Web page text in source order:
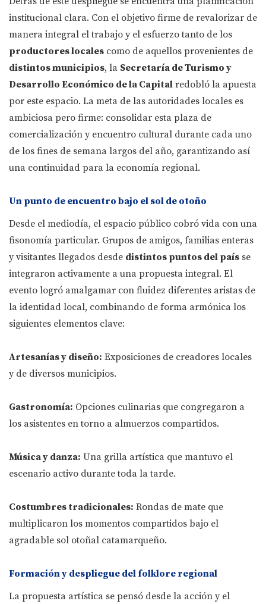
institucional clara. Con el objetivo firme de revalorizar de
manera integral el trabajo y el esfuerzo tanto de los
productores locales como de aquellos provenientes de
distintos municipios, la Secretaría de Turismo y
Desarrollo Económico de la Capital redobló la apuesta
por este espacio. La meta de las autoridades locales es
ambiciosa pero firme: consolidar esta plaza de
comercialización y encuentro cultural durante cada uno
de los fines de semana largos del año, garantizando así
una continuidad para la economía regional.
Un punto de encuentro bajo el sol de otoño
Desde el mediodía, el espacio público cobró vida con una
fisonomía particular. Grupos de amigos, familias enteras
y visitantes llegados desde distintos puntos del país se
integraron activamente a una propuesta integral. El
evento logró amalgamar con fluidez diferentes aristas de
la identidad local, combinando de forma armónica los
siguientes elementos clave:
Artesanías y diseño: Exposiciones de creadores locales
y de diversos municipios.
Gastronomía: Opciones culinarias que congregaron a
los asistentes en torno a almuerzos compartidos.
Música y danza: Una grilla artística que mantuvo el
escenario activo durante toda la tarde.
Costumbres tradicionales: Rondas de mate que
multiplicaron los momentos compartidos bajo el
agradable sol otoñal catamarqueño.
Formación y despliegue del folklore regional
La propuesta artística se pensó desde la acción y el